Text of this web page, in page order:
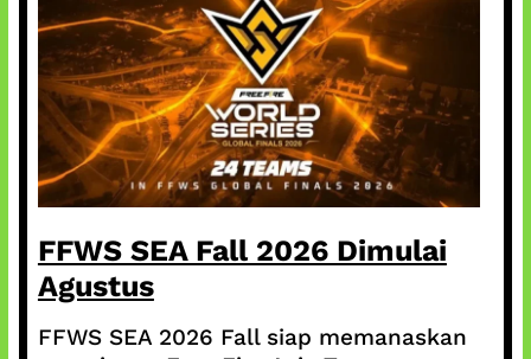
FFWS SEA Fall 2026 Dimulai
Agustus
FFWS SEA 2026 Fall siap memanaskan